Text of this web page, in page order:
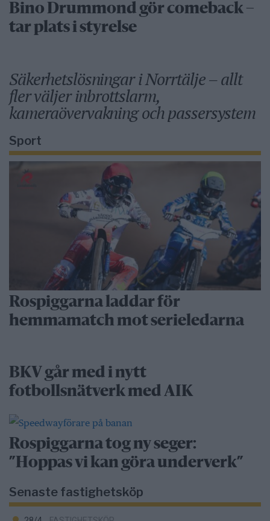
Bino Drummond gör comeback –
tar plats i styrelse
Säkerhetslösningar i Norrtälje – allt
fler väljer inbrottslarm,
kameraövervakning och passersystem
Sport
Rospiggarna laddar för
hemmamatch mot serieledarna
BKV går med i nytt
fotbollsnätverk med AIK
Rospiggarna tog ny seger:
”Hoppas vi kan göra underverk”
Senaste fastighetsköp